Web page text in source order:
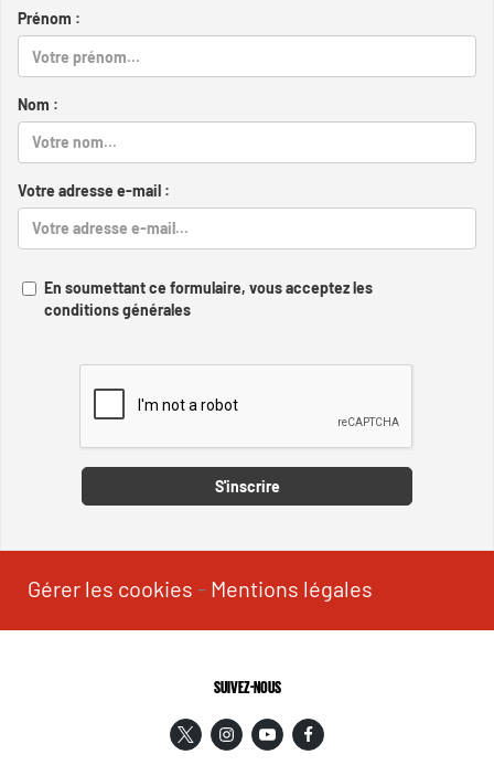
Prénom :
Nom :
Votre adresse e-mail :
En soumettant ce formulaire, vous acceptez les
conditions générales
S'inscrire
Gérer les cookies - Mentions légales
SUIVEZ-NOUS